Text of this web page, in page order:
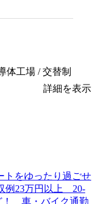
体工場 / 交替制
詳細を表示